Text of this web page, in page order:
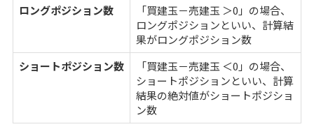
ロングポジション数
「買建玉－売建玉 ＞0」の場合、
ロングポジションといい、計算結
果がロングポジション数
ショートポジション数
「買建玉－売建玉 ＜0」の場合、
ショートポジションといい、計算
結果の絶対値がショートポジショ
ン数